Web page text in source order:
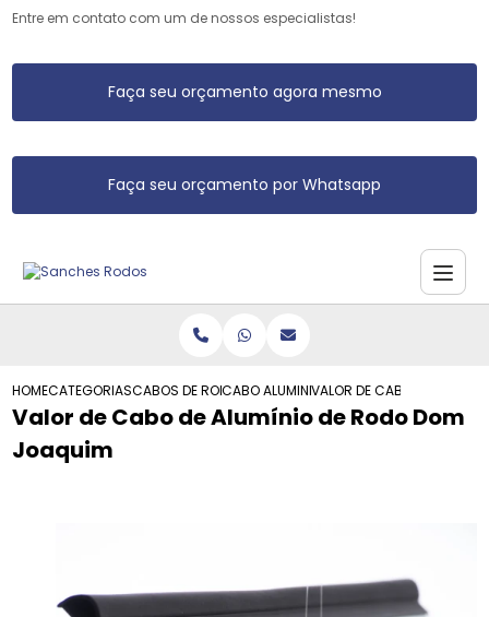
Entre em contato com um de nossos especialistas!
Faça seu orçamento agora mesmo
Faça seu orçamento por Whatsapp
HOMECATEGORIASCABOS DE RODO DE ALUMINIO
CABO ALUMINIO RODOVALOR DE CABO DE
Valor de Cabo de Alumínio de Rodo Dom
Joaquim